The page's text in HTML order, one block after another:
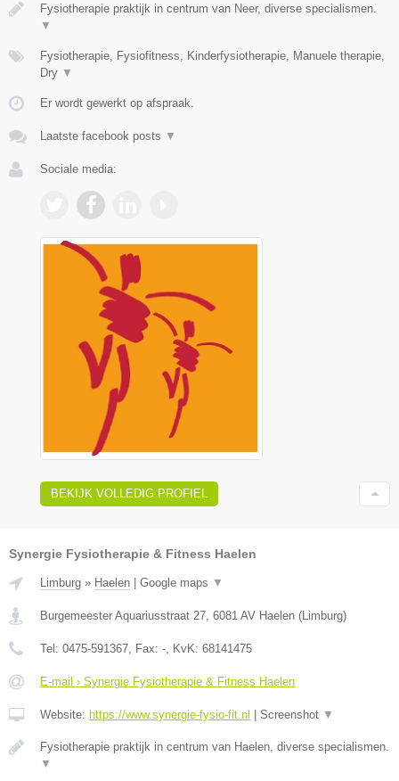
Fysiotherapie praktijk in centrum van Neer, diverse specialismen.
▼
Fysiotherapie, Fysiofitness, Kinderfysiotherapie, Manuele therapie,
Dry ▼
Er wordt gewerkt op afspraak.
Laatste facebook posts ▼
Sociale media:
BEKIJK VOLLEDIG PROFIEL
Synergie Fysiotherapie & Fitness Haelen
Limburg » Haelen | Google maps ▼
Burgemeester Aquariusstraat 27 6081 AV Haelen (Limburg)
Tel: 0475-591367 , Fax: - , KvK: 68141475
E-mail › Synergie Fysiotherapie & Fitness Haelen
Website: https://www.synergie-fysio-fit.nl | Screenshot ▼
Fysiotherapie praktijk in centrum van Haelen, diverse specialismen.
▼